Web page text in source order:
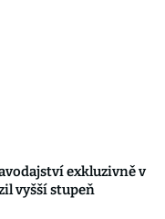
exkluzivně v
vyšší stupeň